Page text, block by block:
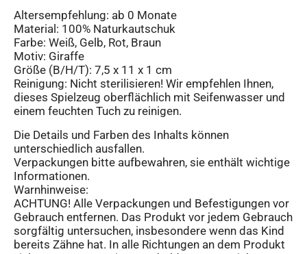
Altersempfehlung: ab 0 Monate
Material: 100% Naturkautschuk
Farbe: Weiß, Gelb, Rot, Braun
Motiv: Giraffe
Größe (B/H/T): 7,5 x 11 x 1 cm
Reinigung: Nicht sterilisieren! Wir empfehlen Ihnen,
dieses Spielzeug oberflächlich mit Seifenwasser und
einem feuchten Tuch zu reinigen.
Die Details und Farben des Inhalts können
unterschiedlich ausfallen.
Verpackungen bitte aufbewahren, sie enthält wichtige
Informationen.
Warnhinweise:
ACHTUNG! Alle Verpackungen und Befestigungen vor
Gebrauch entfernen. Das Produkt vor jedem Gebrauch
sorgfältig untersuchen, insbesondere wenn das Kind
bereits Zähne hat. In alle Richtungen an dem Produkt